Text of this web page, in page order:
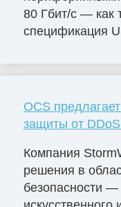
80 Гбит/с — как
спецификация
OCS
защиты от
Компания
решения в
безопасности